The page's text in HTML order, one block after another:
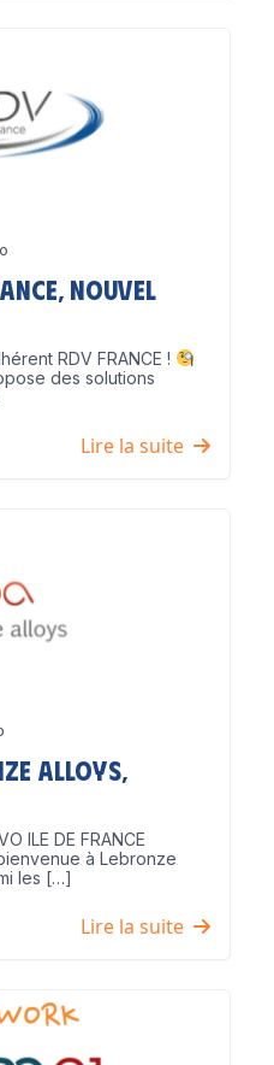
nouvel
RDV FRANCE !
des solutions
Lire la suite
Alloys,
ILE DE FRANCE
à Lebronze
les […]
Lire la suite